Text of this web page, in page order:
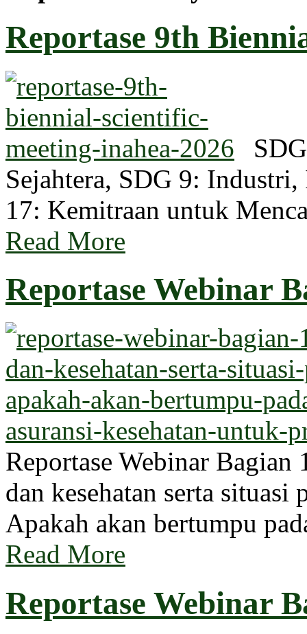
Reportase 9th
Sejahtera, SDG 9:
17: Kemitraan untuk
Read More
Reportase Webinar
Reportase Webinar Bagian
dan kesehatan serta situasi
Apakah akan bertumpu
Read More
Reportase Webinar